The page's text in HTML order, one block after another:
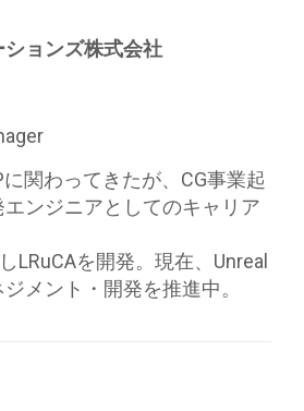
ョンズ株式会社
関わってきたが、CG事業起
ンジニアとしてのキャリア
LRuCAを開発。現在、Unreal
メント・開発を推進中。